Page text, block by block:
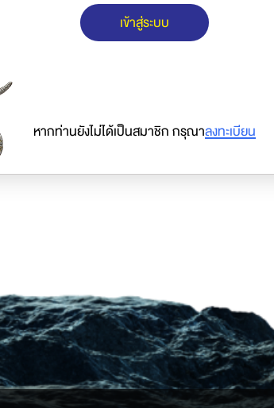
เข้าสู่ระบบ
หากท่านยังไม่ได้เป็นสมาชิก กรุณาลงทะเบียน